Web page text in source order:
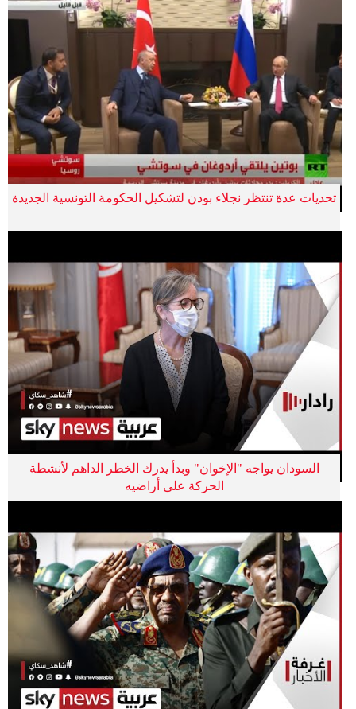
تحديات عدة تنتظر نجلاء بودن لتشكيل الحكومة التونسية الجديدة
السودان يواجه "الإخوان" وبدأ يدرك الخطر الداهم لأنشطة
الحركة على أراضيه